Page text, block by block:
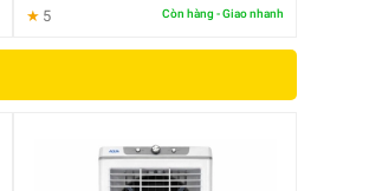
★ 5 Còn hàng - Giao nhanh